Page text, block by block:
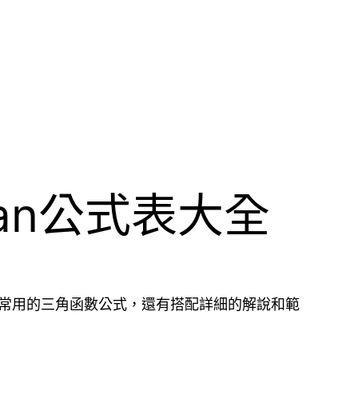
公式表大全
用的三角函數公式，還有搭配詳細的解說和範